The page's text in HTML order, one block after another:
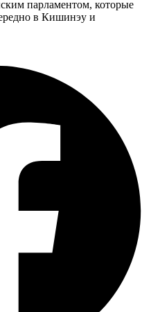
парламентом, которые
в Кишинэу и